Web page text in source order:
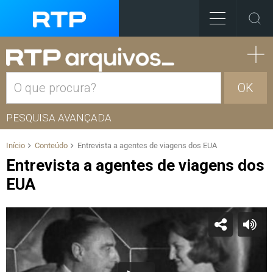
OK
PESQUISA AVANÇADA
Início Conteúdo Entrevista a agentes de viagens dos EUA
Entrevista a agentes de viagens dos
EUA